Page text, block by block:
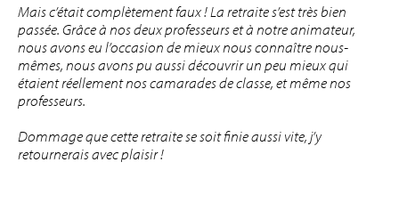
Mais c’était complètement faux ! La retraite s’est très bien
passée. Grâce à nos deux professeurs et à notre animateur,
nous avons eu l’occasion de mieux nous connaître nous-
mêmes, nous avons pu aussi découvrir un peu mieux qui
étaient réellement nos camarades de classe, et même nos
professeurs.
Dommage que cette retraite se soit finie aussi vite, j’y
retournerais avec plaisir !